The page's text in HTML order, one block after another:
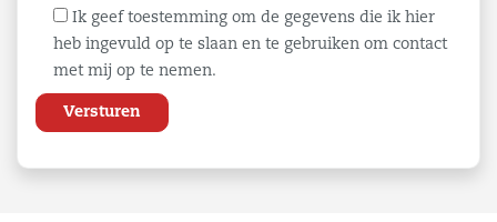
Ik geef toestemming om de gegevens die ik hier
heb ingevuld op te slaan en te gebruiken om contact
met mij op te nemen.